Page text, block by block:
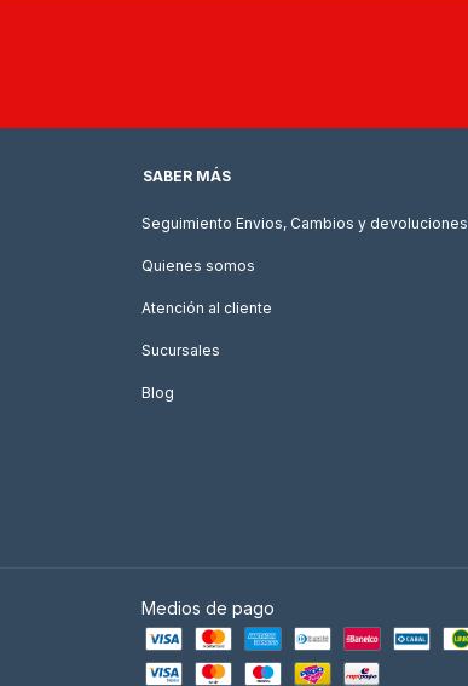
SABER MÁS
Seguimiento Envios, Cambios y devoluciones
Quienes somos
Atención al cliente
Sucursales
Blog
Medios de pago